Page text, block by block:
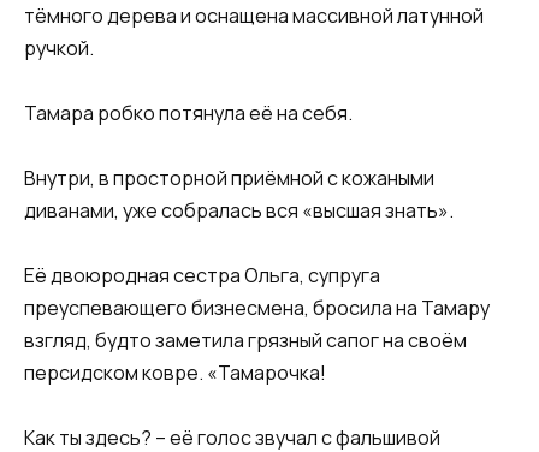
тёмного дерева и оснащена массивной латунной
ручкой.
Тамара робко потянула её на себя.
Внутри, в просторной приёмной с кожаными
диванами, уже собралась вся «высшая знать».
Её двоюродная сестра Ольга, супруга
преуспевающего бизнесмена, бросила на Тамару
взгляд, будто заметила грязный сапог на своём
персидском ковре. «Тамарочка!
Как ты здесь? – её голос звучал с фальшивой